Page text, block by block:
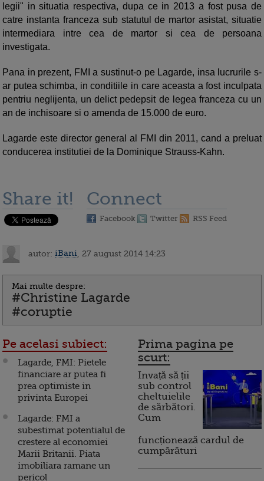
legii" in situatia respectiva, dupa ce in 2013 a fost pusa de
catre instanta franceza sub statutul de martor asistat, situatie
intermediara intre cea de martor si cea de persoana
investigata.
Pana in prezent, FMI a sustinut-o pe Lagarde, insa lucrurile s-
ar putea schimba, in conditiile in care aceasta a fost inculpata
pentriu neglijenta, un delict pedepsit de legea franceza cu un
an de inchisoare si o amenda de 15.000 de euro.
Lagarde este director general al FMI din 2011, cand a preluat
conducerea institutiei de la Dominique Strauss-Kahn.
Share it! Connect
Facebook Twitter RSS Feed
autor: iBani , 27 august 2014 14:23
Mai multe despre:
#Christine Lagarde
#coruptie
Pe acelasi subiect:
Lagarde, FMI: Pietele
financiare ar putea fi
prea optimiste in
privinta Europei
Lagarde: FMI a
subestimat potentialul de
crestere al economiei
Marii Britanii. Piata
imobiliara ramane un
pericol
Prima pagina pe
scurt:
Invață să ții
sub control
cheltuielile
de sărbători.
Cum
funcționează cardul de
cumpărături